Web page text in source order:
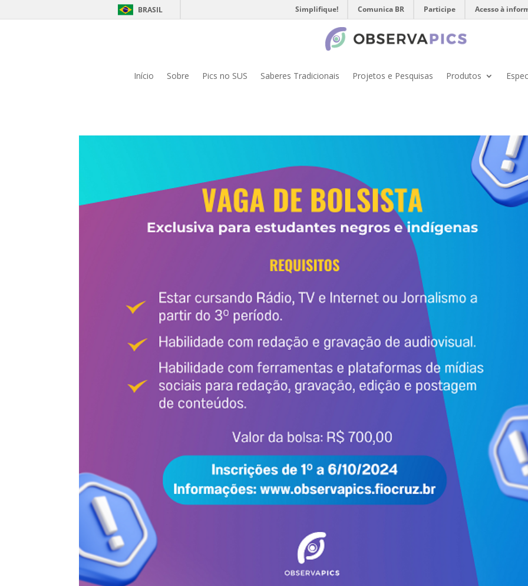
BRASIL Simplifique! Comunica BR Participe Acesso à
Início Sobre Pics no SUS Saberes Tradicionais Projetos e Pesquisas Produtos